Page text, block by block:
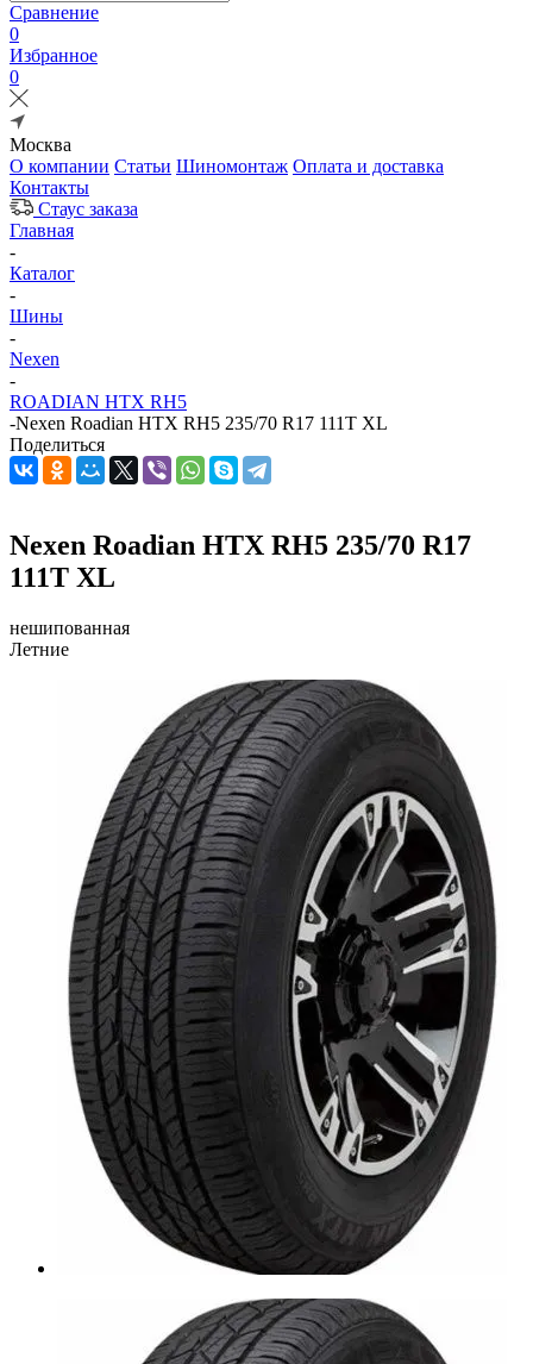
Сравнение
0
Избранное
0
Москва
О компании Статьи Шиномонтаж Оплата и доставка
Контакты
Стаус заказа
Главная
-
Каталог
-
Шины
-
Nexen
-
ROADIAN HTX RH5
-Nexen Roadian HTX RH5 235/70 R17 111T XL
Поделиться
Nexen Roadian HTX RH5 235/70 R17
111T XL
нешипованная
Летние